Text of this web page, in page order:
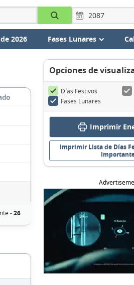
2026 Fases Lunares
-26
Opciones de
Días Festivos
Fases Lunares
Imprimir
Imprimir Lista de Días